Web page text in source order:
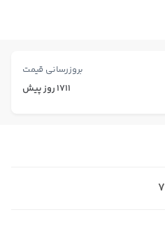
بروزرسانی قیمت
1711 روز پیش